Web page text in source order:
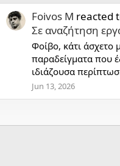
Foivos M reacted
Σε αναζήτηση
Φοίβο, κάτι άσχετο
παραδείγματα που
ιδιάζουσα
Jun 13, 2026